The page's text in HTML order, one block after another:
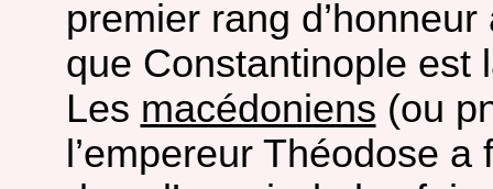
premier rang
que Constantinople est
Les macédoniens (ou
l’empereur Théodose